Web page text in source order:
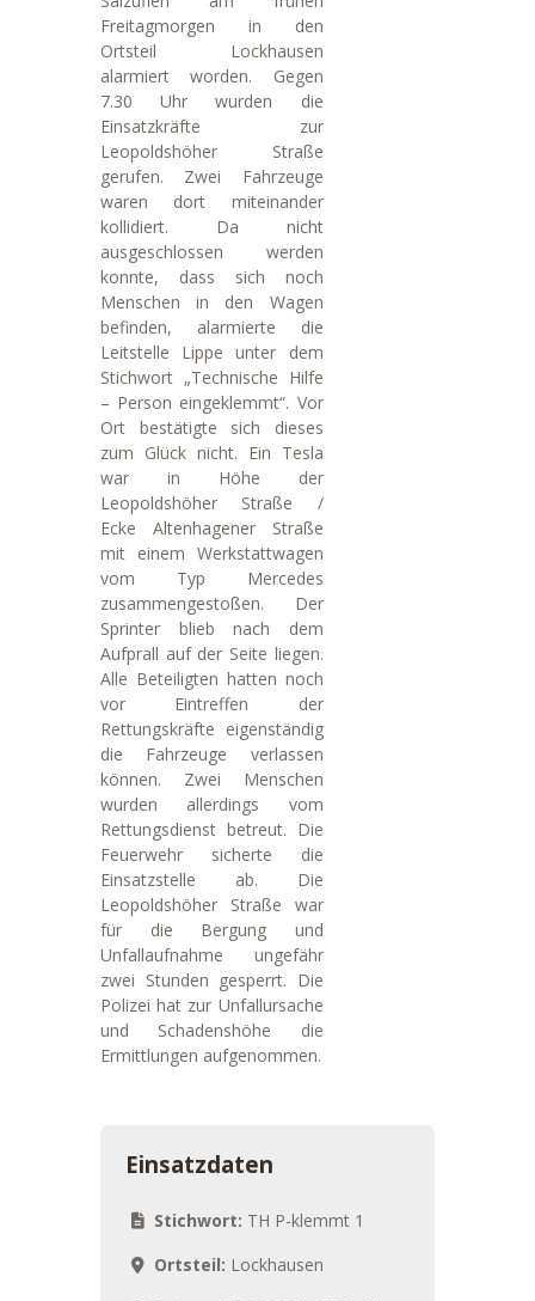
Freitagmorgen in den
Ortsteil Lockhausen
alarmiert worden. Gegen
7.30 Uhr wurden die
Einsatzkräfte zur
Leopoldshöher Straße
gerufen. Zwei Fahrzeuge
waren dort miteinander
kollidiert. Da nicht
ausgeschlossen werden
konnte, dass sich noch
Menschen in den Wagen
befinden, alarmierte die
Leitstelle Lippe unter dem
Stichwort „Technische Hilfe
– Person eingeklemmt“. Vor
Ort bestätigte sich dieses
zum Glück nicht. Ein Tesla
war in Höhe der
Leopoldshöher Straße /
Ecke Altenhagener Straße
mit einem Werkstattwagen
vom Typ Mercedes
zusammengestoßen. Der
Sprinter blieb nach dem
Aufprall auf der Seite liegen.
Alle Beteiligten hatten noch
vor Eintreffen der
Rettungskräfte eigenständig
die Fahrzeuge verlassen
können. Zwei Menschen
wurden allerdings vom
Rettungsdienst betreut. Die
Feuerwehr sicherte die
Einsatzstelle ab. Die
Leopoldshöher Straße war
für die Bergung und
Unfallaufnahme ungefähr
zwei Stunden gesperrt. Die
Polizei hat zur Unfallursache
und Schadenshöhe die
Ermittlungen aufgenommen.
Einsatzdaten
Stichwort: TH P-klemmt 1
Ortsteil: Lockhausen